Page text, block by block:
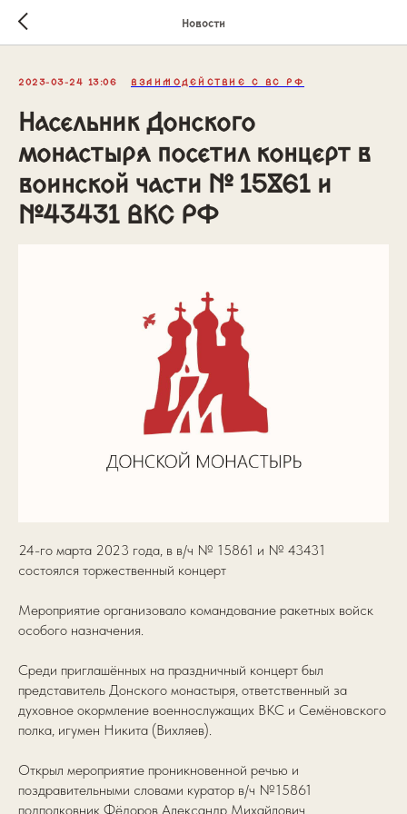
Новости
2023-03-24 13:06 ВЗАИМОДЕЙСТВИЕ С ВС РФ
Насельник Донского
монастыря посетил концерт в
воинской части № 15861 и
№43431 ВКС РФ
24-го марта 2023 года, в в/ч № 15861 и № 43431
состоялся торжественный концерт
Мероприятие организовало командование ракетных войск
особого назначения.
Среди приглашённых на праздничный концерт был
представитель Донского монастыря, ответственный за
духовное окормление военнослужащих ВКС и Семёновского
полка, игумен Никита (Вихляев).
Открыл мероприятие проникновенной речью и
поздравительными словами куратор в/ч №15861
подполковник Фёдоров Александр Михайлович.